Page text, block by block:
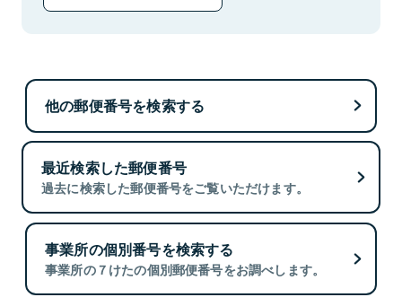
他の郵便番号を検索する
最近検索した郵便番号
過去に検索した郵便番号をご覧いただけます。
事業所の個別番号を検索する
事業所の７けたの個別郵便番号をお調べします。